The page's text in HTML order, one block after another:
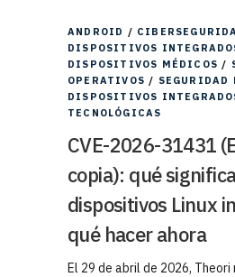
ANDROID /
DISPOSITIVOS
DISPOSITIVOS MÉDICOS /
OPERATIVOS / SEGURIDAD
DISPOSITIVOS
TECNOLÓGICAS
CVE-2026-31431
copia): qué
dispositivos Linux
qué hacer ahora
El 29 de abril de 2026,